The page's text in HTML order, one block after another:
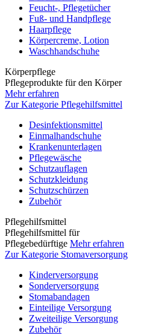
Feucht-, Pflegetücher
Fuß- und Handpflege
Haarpflege
Körpercreme, Lotion
Waschhandschuhe
Körperpflege
Pflegeprodukte für den Körper
Mehr erfahren
Zur Kategorie Pflegehilfsmittel
Desinfektionsmittel
Einmalhandschuhe
Krankenunterlagen
Pflegewäsche
Schutzauflagen
Schutzkleidung
Schutzschürzen
Zubehör
Pflegehilfsmittel
Pflegehilfsmittel für
Pflegebedürftige Mehr erfahren
Zur Kategorie Stomaversorgung
Kinderversorgung
Sonderversorgung
Stomabandagen
Einteilige Versorgung
Zweiteilige Versorgung
Zubehör